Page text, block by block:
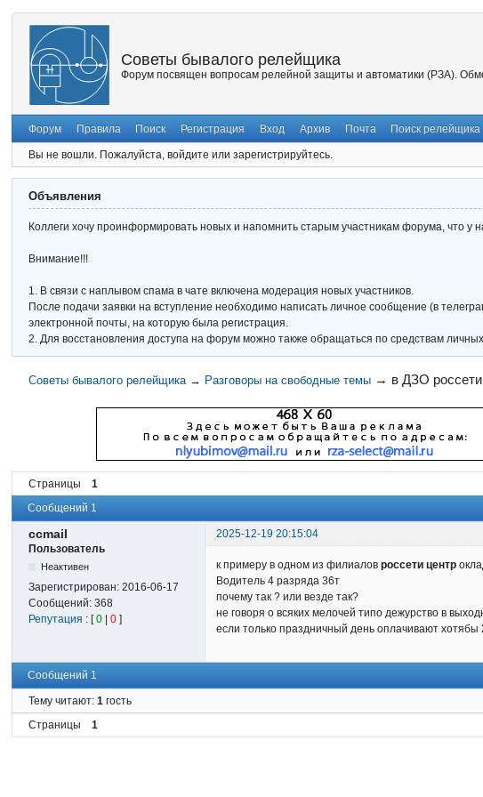
Советы бывалого релейщика
Форум посвящен вопросам релейной защиты и автоматики (РЗА).
Форум Правила Поиск Регистрация Вход Архив Почта Поиск релейщика
Вы не вошли. Пожалуйста, войдите или зарегистрируйтесь.
Объявления
Коллеги хочу проинформировать новых и напомнить старым участникам форума, что у
Внимание!!!
1. В связи с наплывом спама в чате включена модерация новых участников.
После подачи заявки на вступление необходимо написать личное сообщение (в
электронной почты, на которую была регистрация.
2. Для восстановления доступа на форум можно также обращаться по средствам
Советы бывалого релейщика → Разговоры на свободные темы → в ДЗО
Страницы 1
Сообщений 1
ccmail
2025-12-19 20:15:04
Пользователь
Неактивен
Зарегистрирован:2016-06-17
Сообщений:368
Репутация : [0 |0 ]
к примеру в одном из филиаловроссети центр
Водитель 4 разряда 36т
почему так ? или везде так?
не говоря о всяких мелочей типо дежурство в
если только праздничный день оплачивают хотябы
Сообщений 1
Тему читают:1 гость
Страницы
1